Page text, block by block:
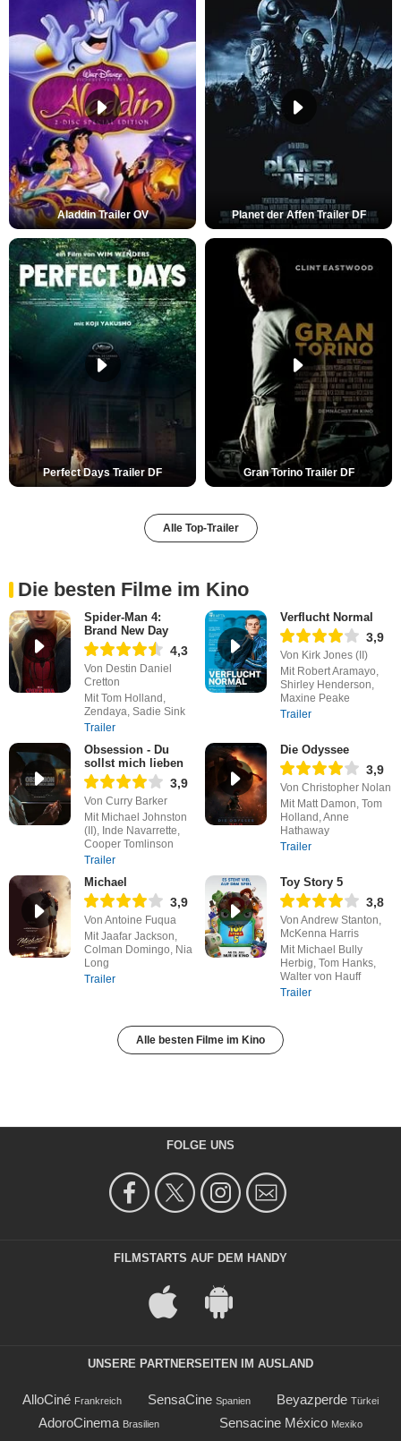
Aladdin Trailer OV Planet der Affen Trailer DF
Perfect Days Trailer DF Gran Torino Trailer DF
Alle Top-Trailer
Die besten Filme im Kino
Spider-Man 4:
Brand New Day
4,3
Von Destin Daniel
Cretton
Mit Tom Holland,
Zendaya, Sadie Sink
Trailer
Verflucht Normal
3,9
Von Kirk Jones (II)
Mit Robert Aramayo,
Shirley Henderson,
Maxine Peake
Trailer
Obsession - Du
sollst mich lieben
3,9
Von Curry Barker
Mit Michael Johnston
(II), Inde Navarrette,
Cooper Tomlinson
Trailer
Die Odyssee
3,9
Von Christopher Nolan
Mit Matt Damon, Tom
Holland, Anne
Hathaway
Trailer
Michael
3,9
Von Antoine Fuqua
Mit Jaafar Jackson,
Colman Domingo, Nia
Long
Trailer
Toy Story 5
3,8
Von Andrew Stanton,
McKenna Harris
Mit Michael Bully
Herbig, Tom Hanks,
Walter von Hauff
Trailer
Alle besten Filme im Kino
FOLGE UNS
FILMSTARTS AUF DEM HANDY
UNSERE PARTNERSEITEN IM AUSLAND
AlloCiné Frankreich SensaCine Spanien Beyazperde Türkei
AdoroCinema Brasilien Sensacine México Mexiko